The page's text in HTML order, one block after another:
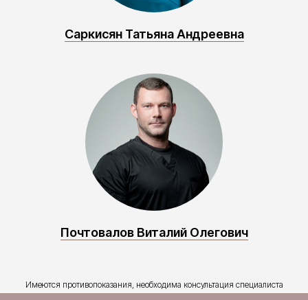
Саркисян Татьяна Андреевна
Почтовалов Виталий Олегович
Имеются противопоказания, необходима консультация специалиста